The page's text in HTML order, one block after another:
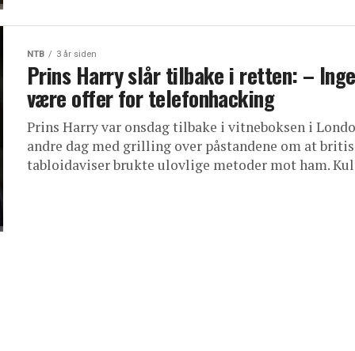
NTB 3 år siden
Prins Harry slår tilbake i retten: –
være offer for telefonhacking
Prins Harry var onsdag tilbake i vitneboksen i
andre dag med grilling over påstandene om at
tabloidaviser brukte ulovlige metoder mot ham.